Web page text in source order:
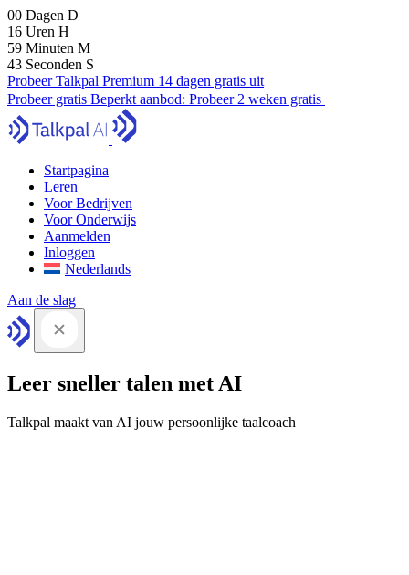
00 Dagen D
16 Uren H
59 Minuten M
41 Seconden S
Probeer Talkpal Premium 14 dagen gratis uit
Probeer gratis Beperkt aanbod: Probeer 2 weken gratis
Startpagina
Leren
Voor Bedrijven
Voor Onderwijs
Aanmelden
Inloggen
Nederlands
Aan de slag
Leer sneller talen met AI
Talkpal maakt van AI jouw persoonlijke taalcoach